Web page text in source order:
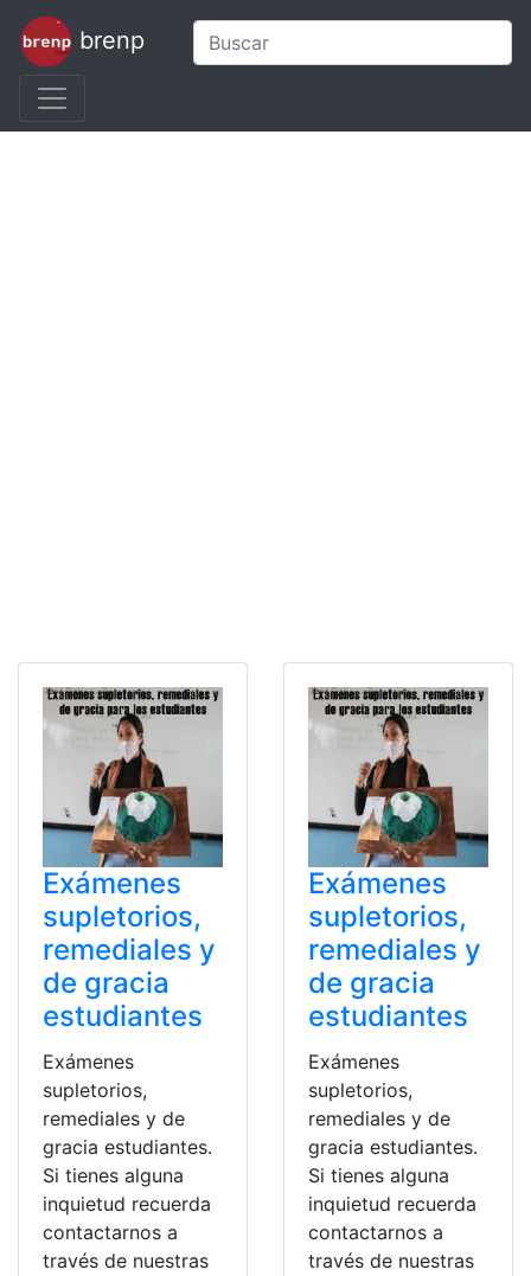
brenp
Exámenes
supletorios,
remediales y
de gracia
estudiantes
Exámenes
supletorios,
remediales y de
gracia estudiantes.
Si tienes alguna
inquietud recuerda
contactarnos a
través de nuestras
Exámenes
supletorios,
remediales y
de gracia
estudiantes
Exámenes
supletorios,
remediales y de
gracia estudiantes.
Si tienes alguna
inquietud recuerda
contactarnos a
través de nuestras